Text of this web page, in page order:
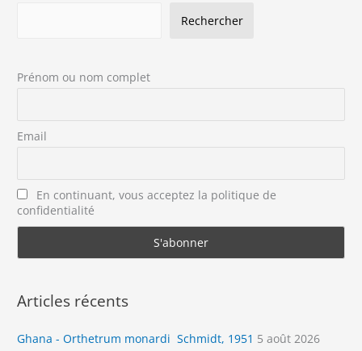
Rechercher
Prénom ou nom complet
Email
En continuant, vous acceptez la politique de
confidentialité
Articles récents
Ghana - Orthetrum monardi Schmidt, 1951 5 août 2026